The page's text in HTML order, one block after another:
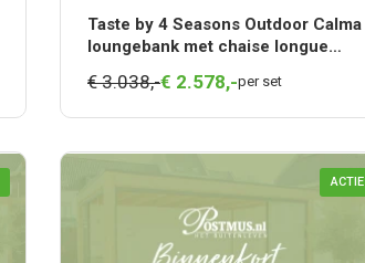
Taste by 4 Seasons Outdoor Calma
loungebank met chaise longue
€ 3.038,-€ 2.578,-per set
ACTIE